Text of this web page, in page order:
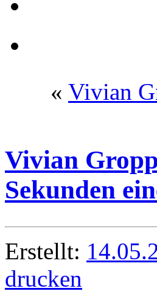
« Vivian
Vivian
Sekunden
Erstellt:
drucken